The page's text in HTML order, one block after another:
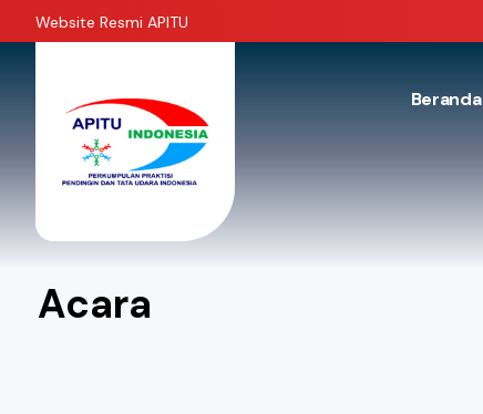
Website Resmi APITU
Beranda
Acara